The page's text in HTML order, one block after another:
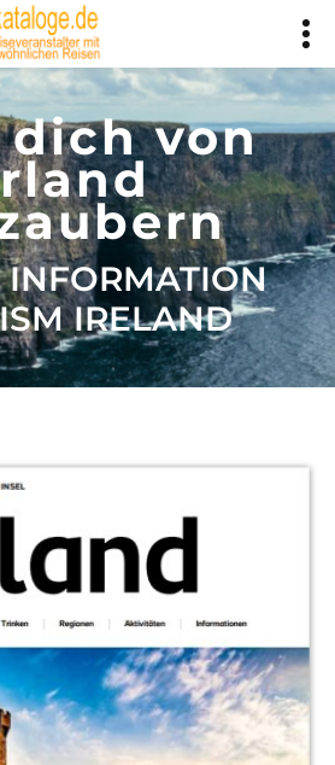
dich von
IRELAND